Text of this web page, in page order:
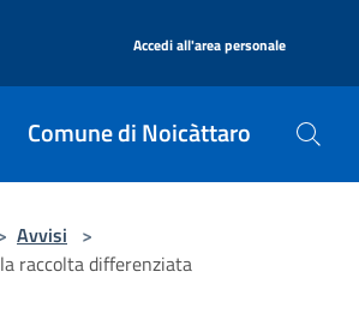
Accedi all'area personale
Comune di Noicàttaro
Avvisi >
raccolta differenziata